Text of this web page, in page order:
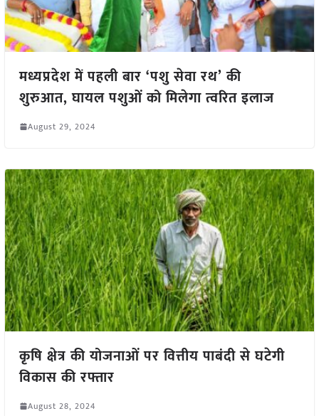
मध्यप्रदेश में पहली बार ‘पशु सेवा रथ’ की
शुरुआत, घायल पशुओं को मिलेगा त्वरित इलाज
August 29, 2024
कृषि क्षेत्र की योजनाओं पर वित्तीय पाबंदी से घटेगी
विकास की रफ्तार
August 28, 2024